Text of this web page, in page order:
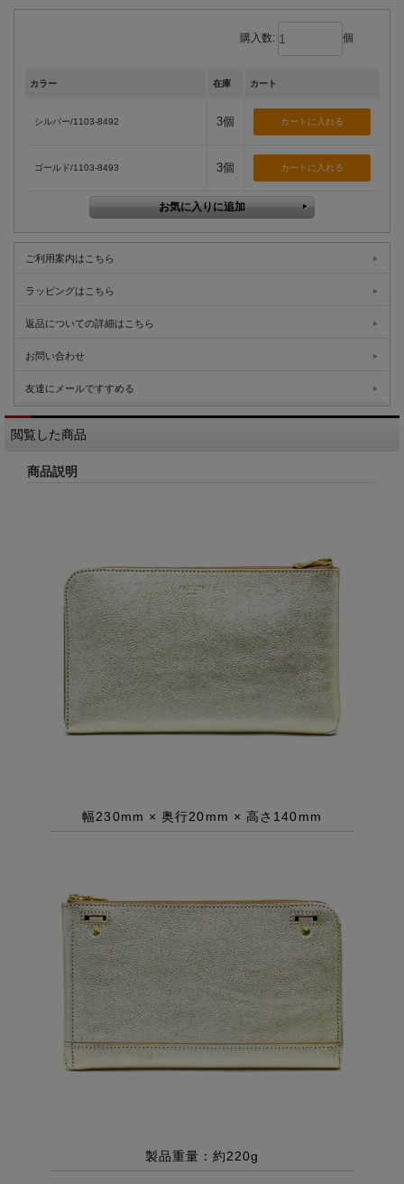
購入数: 個
カラー 在庫 カート
シルバー/1103-8492 3個
ゴールド/1103-8493 3個
ご利用案内はこちら
ラッピングはこちら
返品についての詳細はこちら
お問い合わせ
友達にメールですすめる
閲覧した商品
商品説明